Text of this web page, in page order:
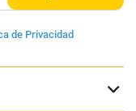
de Privacidad